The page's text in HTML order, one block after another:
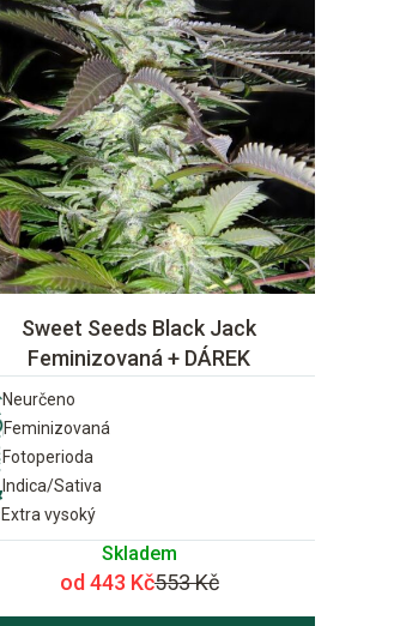
Sweet Seeds Black Jack
Feminizovaná + DÁREK
Neurčeno
Feminizovaná
Fotoperioda
Indica/Sativa
Extra vysoký
Skladem
od 443 Kč553 Kč